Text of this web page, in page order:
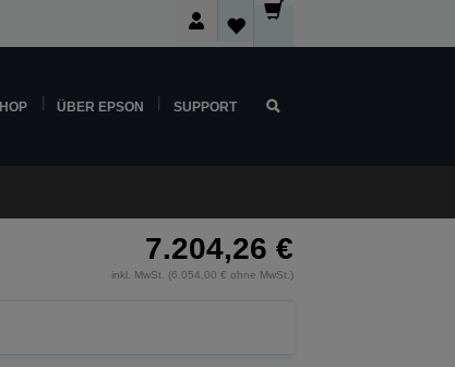
ÜBER EPSON SUPPORT
7.204,26 €
inkl. MwSt. (6.054,00 € ohne MwSt.)